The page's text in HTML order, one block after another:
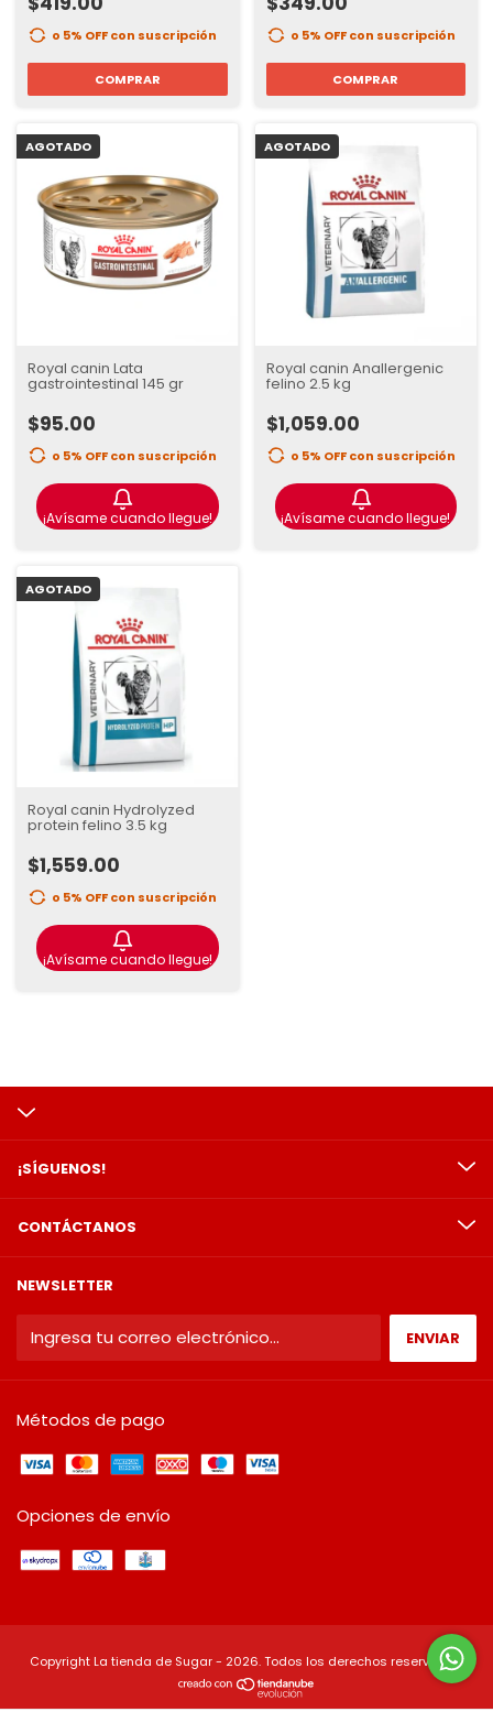
o 5% OFFcon suscripción
COMPRAR
o 5% OFFcon suscripción
COMPRAR
AGOTADO
Royal canin Lata
gastrointestinal 145 gr
$95.00
o 5% OFFcon suscripción
¡Avísame cuando llegue!
AGOTADO
Royal canin Anallergenic
felino 2.5 kg
$1,059.00
o 5% OFFcon suscripción
¡Avísame cuando llegue!
AGOTADO
Royal canin Hydrolyzed
protein felino 3.5 kg
$1,559.00
o 5% OFFcon suscripción
¡Avísame cuando llegue!
¡SÍGUENOS!
CONTÁCTANOS
NEWSLETTER
Métodos de pago
Opciones de envío
Copyright La tienda de Sugar - 2026. Todos los derechos reservados.